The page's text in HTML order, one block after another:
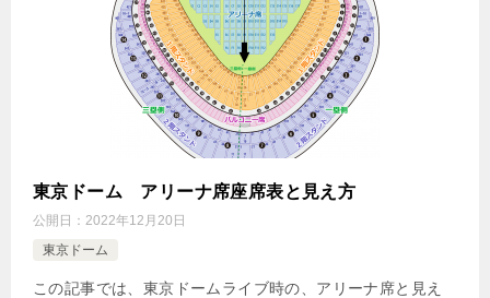
東京ドーム アリーナ席座席表と見え方
公開日： 2022年12月20日
東京ドーム
この記事では、東京ドームライブ時の、アリーナ席と見え